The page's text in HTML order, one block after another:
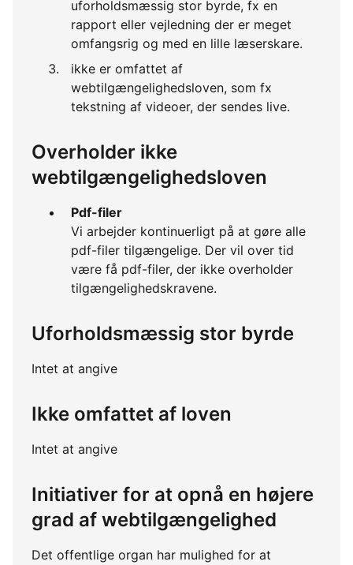
uforholdsmæssig stor byrde, fx en
rapport eller vejledning der er meget
omfangsrig og med en lille læserskare.
ikke er omfattet af
webtilgængelighedsloven, som fx
tekstning af videoer, der sendes live.
Overholder ikke
webtilgængelighedsloven
Pdf-filer
Vi arbejder kontinuerligt på at gøre alle
pdf-filer tilgængelige. Der vil over tid
være få pdf-filer, der ikke overholder
tilgængelighedskravene.
Uforholdsmæssig stor byrde
Intet at angive
Ikke omfattet af loven
Intet at angive
Initiativer for at opnå en højere
grad af webtilgængelighed
Det offentlige organ har mulighed for at